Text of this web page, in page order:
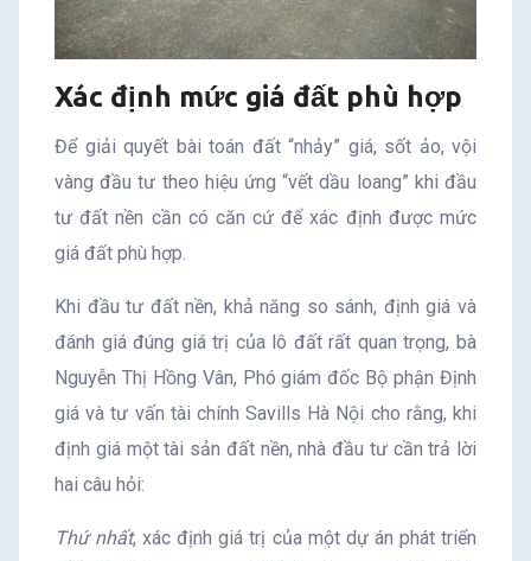
Xác định mức giá đất phù hợp
Để giải quyết bài toán đất “nhảy” giá, sốt ảo, vội
vàng đầu tư theo hiệu ứng “vết dầu loang” khi đầu
tư đất nền cần có căn cứ để xác định được mức
giá đất phù hợp.
Khi đầu tư đất nền, khả năng so sánh, định giá và
đánh giá đúng giá trị của lô đất rất quan trọng, bà
Nguyễn Thị Hồng Vân, Phó giám đốc Bộ phận Định
giá và tư vấn tài chính Savills Hà Nội cho rằng, khi
định giá một tài sản đất nền, nhà đầu tư cần trả lời
hai câu hỏi:
Thứ nhất, xác định giá trị của một dự án phát triển